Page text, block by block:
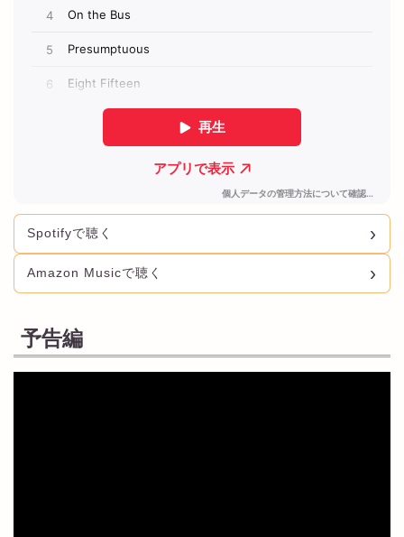
Spotifyで聴く
Amazon Musicで聴く
予告編